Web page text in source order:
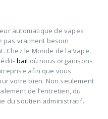
automatique de vapes
pas vraiment besoin
Chez le Monde de la Vape,
bail où nous organisons
afin que vous
votre bien. Non seulement
de l’entretien, du
du soutien administratif.